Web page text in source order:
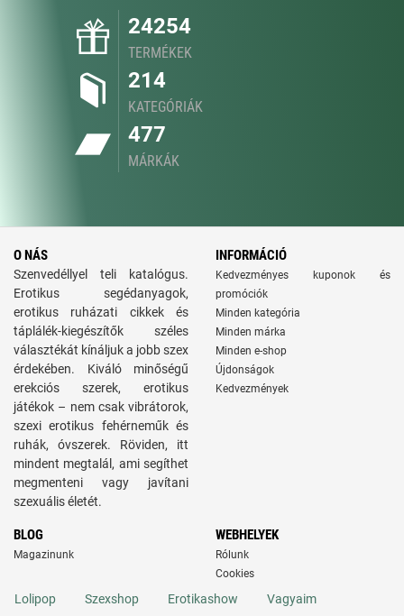
24254
TERMÉKEK
214
KATEGÓRIÁK
477
MÁRKÁK
O NÁS
Szenvedéllyel teli katalógus.
Erotikus segédanyagok,
erotikus ruházati cikkek és
táplálék-kiegészítők széles
választékát kínáljuk a jobb szex
érdekében. Kiváló minőségű
erekciós szerek, erotikus
játékok – nem csak vibrátorok,
szexi erotikus fehérneműk és
ruhák, óvszerek. Röviden, itt
mindent megtalál, ami segíthet
megmenteni vagy javítani
szexuális életét.
INFORMÁCIÓ
Kedvezményes kuponok és
promóciók
Minden kategória
Minden márka
Minden e-shop
Újdonságok
Kedvezmények
BLOG
Magazinunk
WEBHELYEK
Rólunk
Cookies
Lolipop Szexshop Erotikashow Vagyaim